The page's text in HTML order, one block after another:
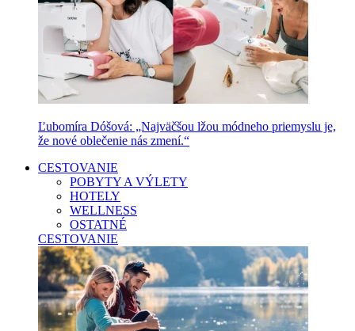
Ľubomíra Dóšová: „Najväčšou lžou módneho priemyslu je,
že nové oblečenie nás zmení.“
CESTOVANIE
POBYTY A VÝLETY
HOTELY
WELLNESS
OSTATNÉ
CESTOVANIE